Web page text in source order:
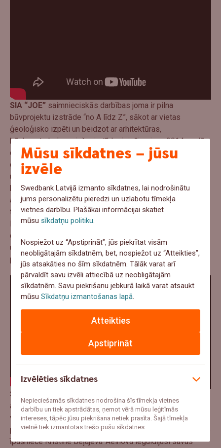
SIA “JOE” saimnieciskās darbības joma ir pilna
būvprojektu izstrāde “no A līdz Z”, sākot ar vietas
ģeoloģisko izpēti un beidzot ar arhitektūras,
būvkonstrukciju un inženiertīklu risinājumiem. 2014. gadā
dibinātais uzņēmums, kas atrodas Jelgavā, pārvarot virkni
grūtību, piecu gadu laikā piedzīvojis ievērojamu izaugsmi
un kļuvis par vienu no lielākajiem spēlētājiem savā nozarē,
kas piedāvā tik plašu pakalpojumu klāstu vienuviet. “JOE”
arī jau sācis savus pakalpojumus piedāvāt Skandināvijas
tirgū. “No vienas puses, tas ir veiksmes stāsts, no otras –
liels izaicinājums. Pats svarīgākais – nepadoties
grūtībās. No savām kļūdām vienkārši ir jāmācās. Un, ja
uzņēmums mācās no kļūdām, tad tam ir nākotne,” ir
pārliecināts uzņēmuma vadītājs Jurģis Smelters.
SIA “Marki Group”nodarbojas ar tematisko kostīmu,
aksesuāru mazumtirdzniecība internetā un klātienes
veikalos. Uzņēmums dibināts 2005. gadā un tīmeklī
pazīstams ar nosaukumuwww.kostimi.lv
īpašniece Kristīne Beļajeva-Aeinova ieguldījusi savus
Mūsu sīkdatnes – jūsu
izvēle
Swedbank Latvijā izmanto sīkdatnes, lai nodrošinātu
jums personalizētu pieredzi un uzlabotu tīmekļa
vietnes darbību. Plašākai informācijai skatiet
mūsusīkdatņu politiku
Nospiežot uz “Apstiprināt”, jūs piekrītat visām
neobligātajām sīkdatnēm, bet, nospiežot uz “Atteikties”,
jūs atsakāties no šīm sīkdatnēm. Tālāk varat arī
pārvaldīt savu izvēli attiecībā uz neobligātajām
sīkdatnēm. Savu piekrišanu jebkurā laikā varat atsaukt
mūsuSīkdatņu izmantošanas lapā
Apstiprināt
Atteikties
Izvēlēties sīkdatnes
Nepieciešamās sīkdatnes nodrošina šīs tīmekļa vietnes
darbību un tiek apstrādātas, ņemot vērā mūsu leģitīmās
intereses, tāpēc jūsu piekrišana netiek prasīta. Šajā tīmekļa
vietnē tiek izmantotas trešo pušu sīkdatnes.